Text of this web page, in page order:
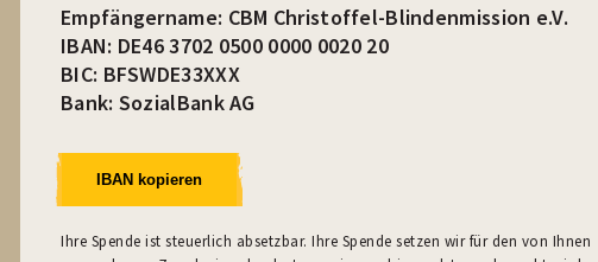
Empfängername: CBM Christoffel-Blindenmission e.V.
IBAN: DE46 3702 0500 0000 0020 20
BIC: BFSWDE33XXX
Bank: SozialBank AG
IBAN kopieren
Ihre Spende ist steuerlich absetzbar. Ihre Spende setzen wir für den von Ihnen